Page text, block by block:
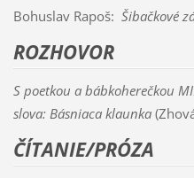
Bohuslav Rapoš: Šibačkové
ROZHOVOR
S poetkou a bábkoherečkou
slova: Básniaca klaunka
ČÍTANIE/PRÓZA